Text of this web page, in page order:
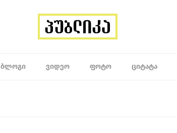
ᲑᲚᲝᲒᲘ ᲕᲘᲓᲔᲝ ᲤᲝᲢᲝ ᲪᲘᲢᲐᲢᲐ